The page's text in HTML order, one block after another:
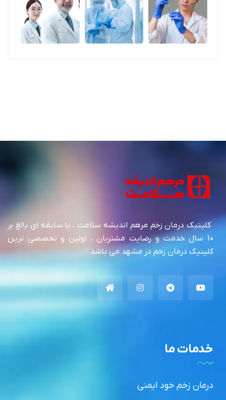
کلینیک درمان زخم مرهم اندیشه سلامت ، با سابقه ای بالغ بر
10 سال خدمت و رضایت مشتریان ، اولین و تخصصی ترین
کلینیک درمان زخم در مشهد می باشد
خدمات ما
درمان زخم خود ایمنی